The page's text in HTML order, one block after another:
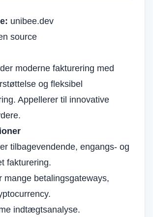
unibee.dev
source
moderne fakturering med
og fleksibel
Appellerer til innovative
tilbagevendende, engangs- og
fakturering.
mange betalingsgateways,
indtægtsanalyse.